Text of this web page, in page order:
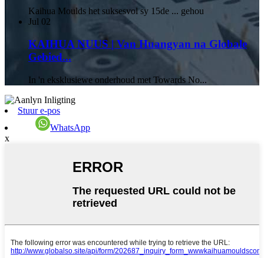
Kaihua Moulds het suksesvol sy 15de ... gehou
Jul 02
KAIHUA NUUS | Van Huangyan na Globale
Gebied...
In 'n eksklusiewe onderhoud met Towards No...
Stuur e-pos
WhatsApp
x